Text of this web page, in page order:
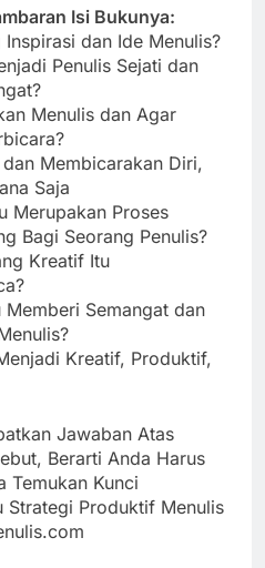
Isi Bukunya:
dan Ide Menulis?
Penulis Sejati dan
Menulis dan Agar
Membicarakan Diri,
Saja
Merupakan Proses
Bagi Seorang Penulis?
Kreatif Itu
Semangat dan
Kreatif, Produktif,
Jawaban Atas
Berarti Anda Harus
Temukan Kunci
Strategi Produktif Menulis